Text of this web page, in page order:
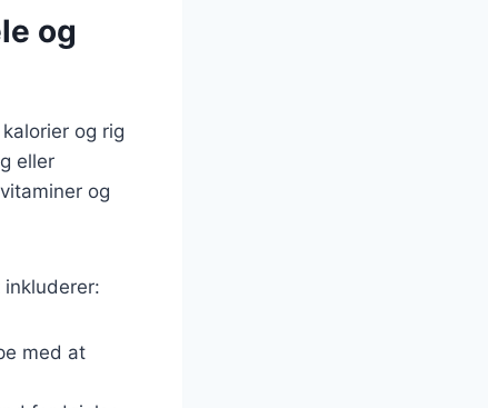
og
og rig
eller
og
med at